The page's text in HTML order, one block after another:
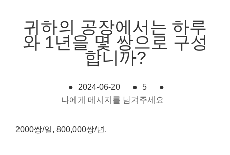
귀하의 공장에서는 하루
와 1년을 몇 쌍으로 구성
합니까?
● 2024-06-20 ● 5
●
나에게 메시지를 남겨주세요
2000쌍/일, 800,000쌍/년.